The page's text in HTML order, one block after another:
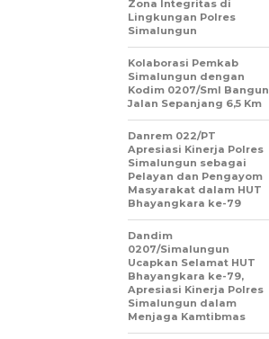
Zona Integritas di
Lingkungan Polres
Simalungun
Kolaborasi Pemkab
Simalungun dengan
Kodim 0207/Sml Bangun
Jalan Sepanjang 6,5 Km
Danrem 022/PT
Apresiasi Kinerja Polres
Simalungun sebagai
Pelayan dan Pengayom
Masyarakat dalam HUT
Bhayangkara ke-79
Dandim
0207/Simalungun
Ucapkan Selamat HUT
Bhayangkara ke-79,
Apresiasi Kinerja Polres
Simalungun dalam
Menjaga Kamtibmas